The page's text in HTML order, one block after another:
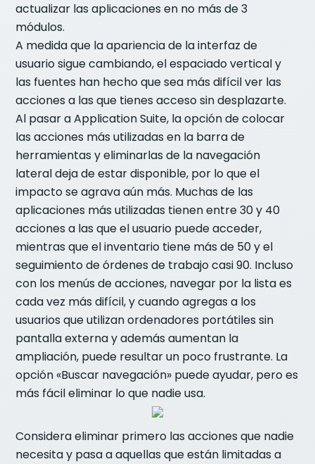
actualizar las aplicaciones en no más de 3
módulos.
A medida que la apariencia de la interfaz de
usuario sigue cambiando, el espaciado vertical y
las fuentes han hecho que sea más difícil ver las
acciones a las que tienes acceso sin desplazarte.
Al pasar a Application Suite, la opción de colocar
las acciones más utilizadas en la barra de
herramientas y eliminarlas de la navegación
lateral deja de estar disponible, por lo que el
impacto se agrava aún más. Muchas de las
aplicaciones más utilizadas tienen entre 30 y 40
acciones a las que el usuario puede acceder,
mientras que el inventario tiene más de 50 y el
seguimiento de órdenes de trabajo casi 90. Incluso
con los menús de acciones, navegar por la lista es
cada vez más difícil, y cuando agregas a los
usuarios que utilizan ordenadores portátiles sin
pantalla externa y además aumentan la
ampliación, puede resultar un poco frustrante. La
opción «Buscar navegación» puede ayudar, pero es
más fácil eliminar lo que nadie usa.
Considera eliminar primero las acciones que nadie
necesita y pasa a aquellas que están limitadas a